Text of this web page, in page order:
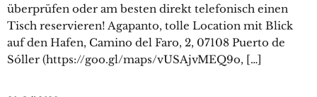
überprüfen oder am besten direkt telefonisch einen
Tisch reservieren! Agapanto, tolle Location mit Blick
auf den Hafen, Camino del Faro, 2, 07108 Puerto de
Sóller (https://goo.gl/maps/vUSAjvMEQ9o, […]